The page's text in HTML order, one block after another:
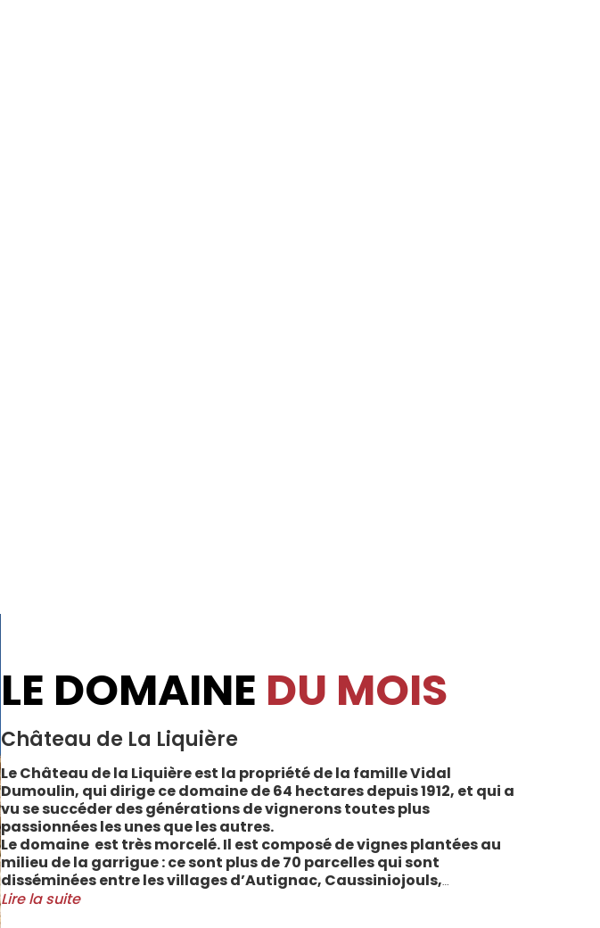
LE DOMAINE DU MOIS
Château de La Liquière
Le Château de la Liquière est la propriété de la famille Vidal
Dumoulin, qui dirige ce domaine de 64 hectares depuis 1912, et qui a
vu se succéder des générations de vignerons toutes plus
passionnées les unes que les autres.
Le domaine est très morcelé. Il est composé de vignes plantées au
milieu de la garrigue : ce sont plus de 70 parcelles qui sont
disséminées entre les villages d’Autignac, Caussiniojouls,
Cabrerolles et Faugères, au nord de l’aire de l’Appellation. La grande
Lire la suite